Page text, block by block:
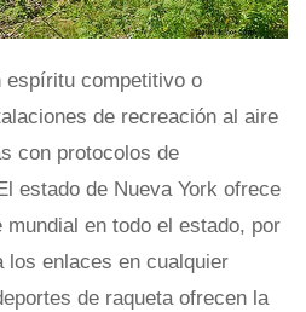
espíritu competitivo o
de recreación al aire
con protocolos de
estado de Nueva York ofrece
en todo el estado, por
los enlaces en cualquier
de raqueta ofrecen la